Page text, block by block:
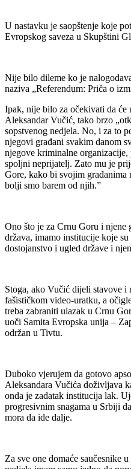
U nastavku je saopštenje koje
Evropskog saveza u Skupštini
Nije bilo dileme ko je
naziva „Referendum: Priča o
Ipak, nije bilo za očekivati da će
Aleksandar Vučić, tako brzo
sopstvenog nedjela. No, i za to
njegovi građani svakim danom
njegove kriminalne organizacije,
spoljni neprijatelj. Zato mu je
Gore, kako bi svojim građanima
bolji smo barem od njih.”
Ono što je za Crnu Goru i njene
država, imamo institucije koje su
dostojanstvo i ugled države i
Stoga, ako Vučić dijeli stavove i
fašističkom video-uratku, a
treba zabraniti ulazak u Crnu
uoči Samita Evropska unija –
održan u Tivtu.
Duboko vjerujem da gotovo
Aleksandara Vučića doživljava
onda je zadatak institucija lak.
progresivnim snagama u Srbiji
mora da ide dalje.
Za sve one domaće saučesnike